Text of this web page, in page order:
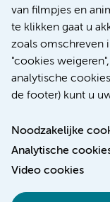
van filmpjes en
te klikken gaat u
zoals omschreven
"cookies
analytische
de footer) kunt u
Noodzakelijke
Analytische
Video cookies
Verwijzen &
Responsible disclosure